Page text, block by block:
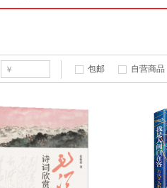
包邮 自营商品